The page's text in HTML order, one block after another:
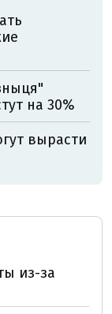
на 30%
вырасти
из-за